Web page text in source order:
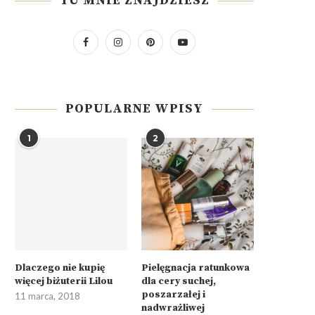
POPULARNE WPISY
1
Dlaczego nie kupię
więcej biżuterii Lilou
11 marca, 2018
2
Pielęgnacja ratunkowa
dla cery suchej,
poszarzałej i
nadwrażliwej